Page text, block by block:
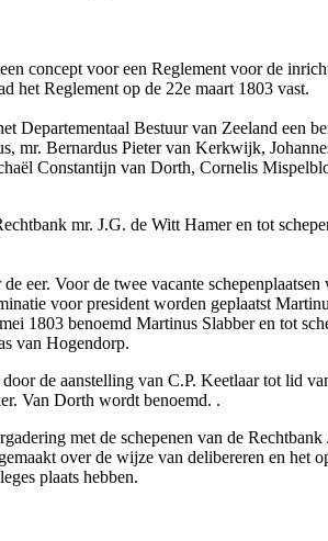
concept voor een Reglement voor de
het Reglement op de 22e maart 1803 vast.
Departementaal Bestuur van Zeeland een
mr. Bernardus Pieter van Kerkwijk,
Constantijn van Dorth, Cornelis
mr. J.G. de Witt Hamer en tot
eer. Voor de twee vacante
voor president worden geplaatst
1803 benoemd Martinus Slabber en tot
van Hogendorp.
de aanstelling van C.P. Keetlaar tot lid
Van Dorth wordt benoemd. .
met de schepenen van de
over de wijze van delibereren en het
plaats hebben.